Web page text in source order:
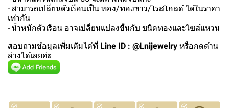
- สามารถเปลี่ยนตัวเรือนเป็น ทอง/ทองขาว/โรสโกลด์ ได้ในราคา
เท่ากัน
- น้ำหนักตัวเรือน อาจเปลี่ยนแปลงขึ้นกับ ชนิดทองและไซส์แหวน
สอบถามข้อมูลเพิ่มเติมได้ที่ Line ID : @Lnijewelry หรือกดด้าน
ล่างได้เลยค่ะ